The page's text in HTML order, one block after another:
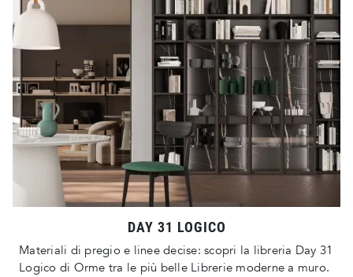
DAY 31 LOGICO
Materiali di pregio e linee decise: scopri la libreria Day 31
Logico di Orme tra le più belle Librerie moderne a muro.